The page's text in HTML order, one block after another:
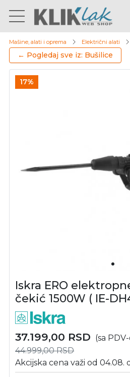
Mašine, alati i oprema Električni alati
← Pogledaj sve iz: Bušilice
17%
Iskra ERO
čekić 1500W ( IE-
37.199,00 RSD (sa
44.999,00RSD
Akcijska cena važi od 04.08.